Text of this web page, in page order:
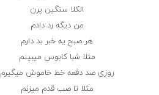
الکلا سنگین پرن
من دیگه رد دادم
هر صبح یه خبر بد دارم
مثلا شبا کابوس میبینم
روزی صد دفعه خط خاموش میگیرم
مثلا تا صب قدم میزنم